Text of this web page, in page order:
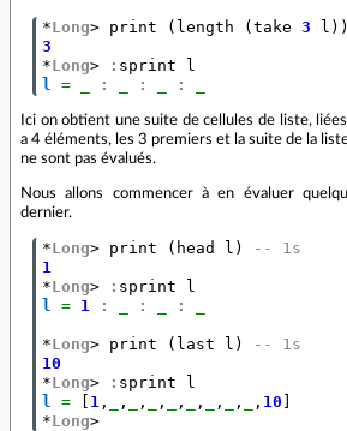
*Long> print ( length (take 3 l ))
3
*Long> : sprint
l
l
= : : :
Ici on obtient une suite de cellules de liste,
a 4 éléments, les 3 premiers et la suite de la
ne sont pas évalués.
Nous allons commencer à en évaluer
dernier.
*Long> print ( head l )
-- 1s
1
*Long> : sprint
l
l
= 1 : : :
*Long> print ( last l )
-- 1s
10
*Long> : sprint
l
l
= 1 , , , , , , , , , 10
*Long>